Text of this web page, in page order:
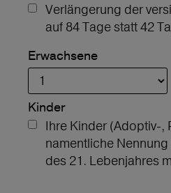
Verlängerung der
auf 84 Tage statt 42
Erwachsene
Kinder
Ihre Kinder (Adoptiv-,
namentliche
des 21. Lebenjahres